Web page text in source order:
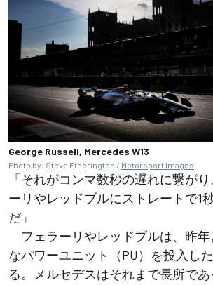
George Russell, Mercedes W13
Photo by: Steve Etherington / Motorsport Images
「それがコンマ数秒の遅れに繋が
ーリやレッドブルにストレートで1
だ」
フェラーリやレッドブルは、昨
なパワーユニット（PU）を投入し
る。メルセデスはそれまで長所で